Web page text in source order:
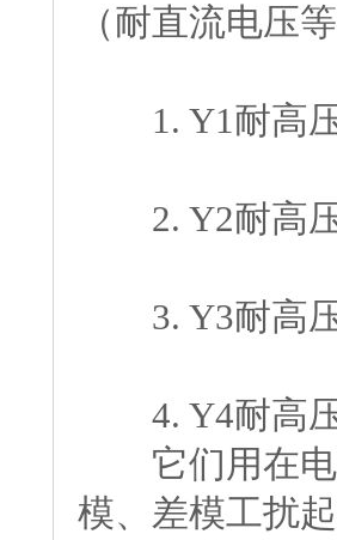
（耐直流电压
1.Y1耐高压
2.Y2耐高压
3.Y3耐高
4.Y4耐高压
它们用在电
模、差模工扰